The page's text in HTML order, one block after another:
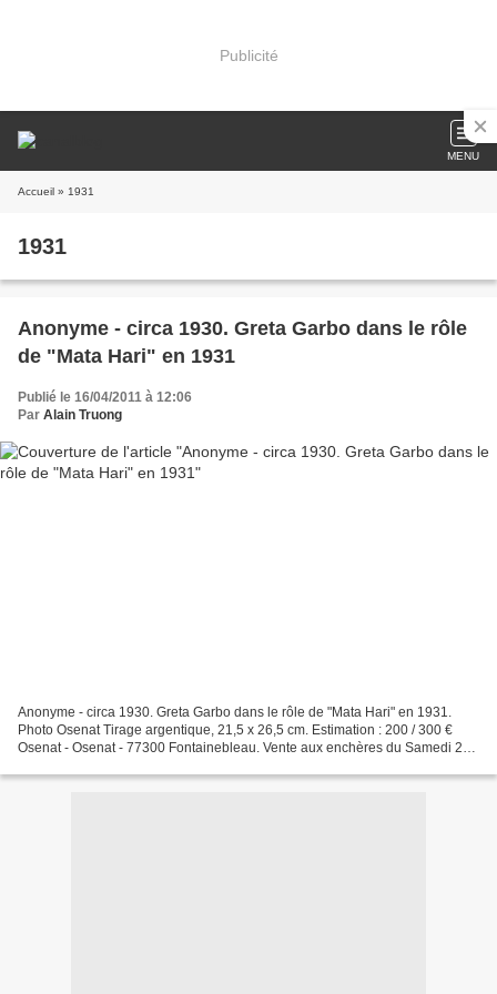
Publicité
MENU
Accueil » 1931
1931
Anonyme - circa 1930. Greta Garbo dans le rôle
de "Mata Hari" en 1931
Publié le 16/04/2011 à 12:06
Par Alain Truong
Anonyme - circa 1930. Greta Garbo dans le rôle de "Mata Hari" en 1931.
Photo Osenat Tirage argentique, 21,5 x 26,5 cm. Estimation : 200 / 300 €
Osenat - Osenat - 77300 Fontainebleau. Vente aux enchères du Samedi 23